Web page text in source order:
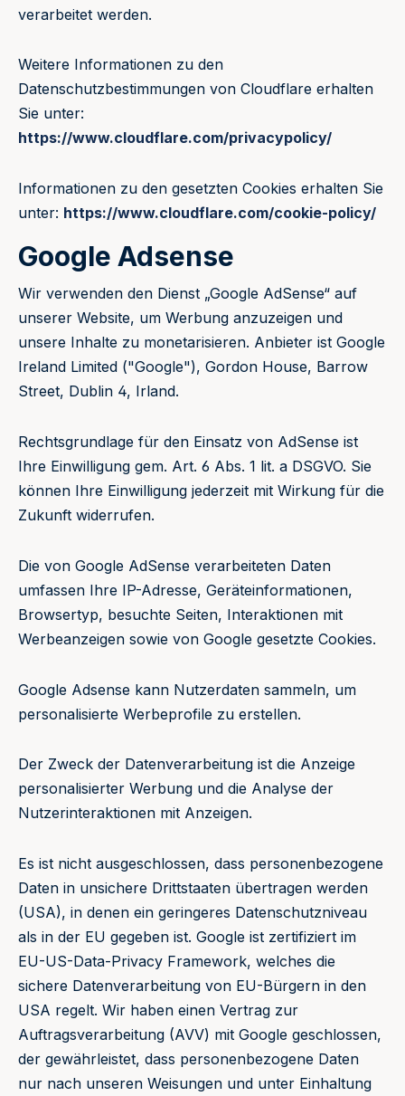
verarbeitet werden.
Weitere Informationen zu den
Datenschutzbestimmungen von Cloudflare erhalten
Sie unter:
https://www.cloudflare.com/privacypolicy/
Informationen zu den gesetzten Cookies erhalten Sie
unter: https://www.cloudflare.com/cookie-policy/
Google Adsense
Wir verwenden den Dienst „Google AdSense“ auf
unserer Website, um Werbung anzuzeigen und
unsere Inhalte zu monetarisieren. Anbieter ist Google
Ireland Limited ("Google"), Gordon House, Barrow
Street, Dublin 4, Irland.
Rechtsgrundlage für den Einsatz von AdSense ist
Ihre Einwilligung gem. Art. 6 Abs. 1 lit. a DSGVO. Sie
können Ihre Einwilligung jederzeit mit Wirkung für die
Zukunft widerrufen.
Die von Google AdSense verarbeiteten Daten
umfassen Ihre IP-Adresse, Geräteinformationen,
Browsertyp, besuchte Seiten, Interaktionen mit
Werbeanzeigen sowie von Google gesetzte Cookies.
Google Adsense kann Nutzerdaten sammeln, um
personalisierte Werbeprofile zu erstellen.
Der Zweck der Datenverarbeitung ist die Anzeige
personalisierter Werbung und die Analyse der
Nutzerinteraktionen mit Anzeigen.
Es ist nicht ausgeschlossen, dass personenbezogene
Daten in unsichere Drittstaaten übertragen werden
(USA), in denen ein geringeres Datenschutzniveau
als in der EU gegeben ist. Google ist zertifiziert im
EU-US-Data-Privacy Framework, welches die
sichere Datenverarbeitung von EU-Bürgern in den
USA regelt. Wir haben einen Vertrag zur
Auftragsverarbeitung (AVV) mit Google geschlossen,
der gewährleistet, dass personenbezogene Daten
nur nach unseren Weisungen und unter Einhaltung